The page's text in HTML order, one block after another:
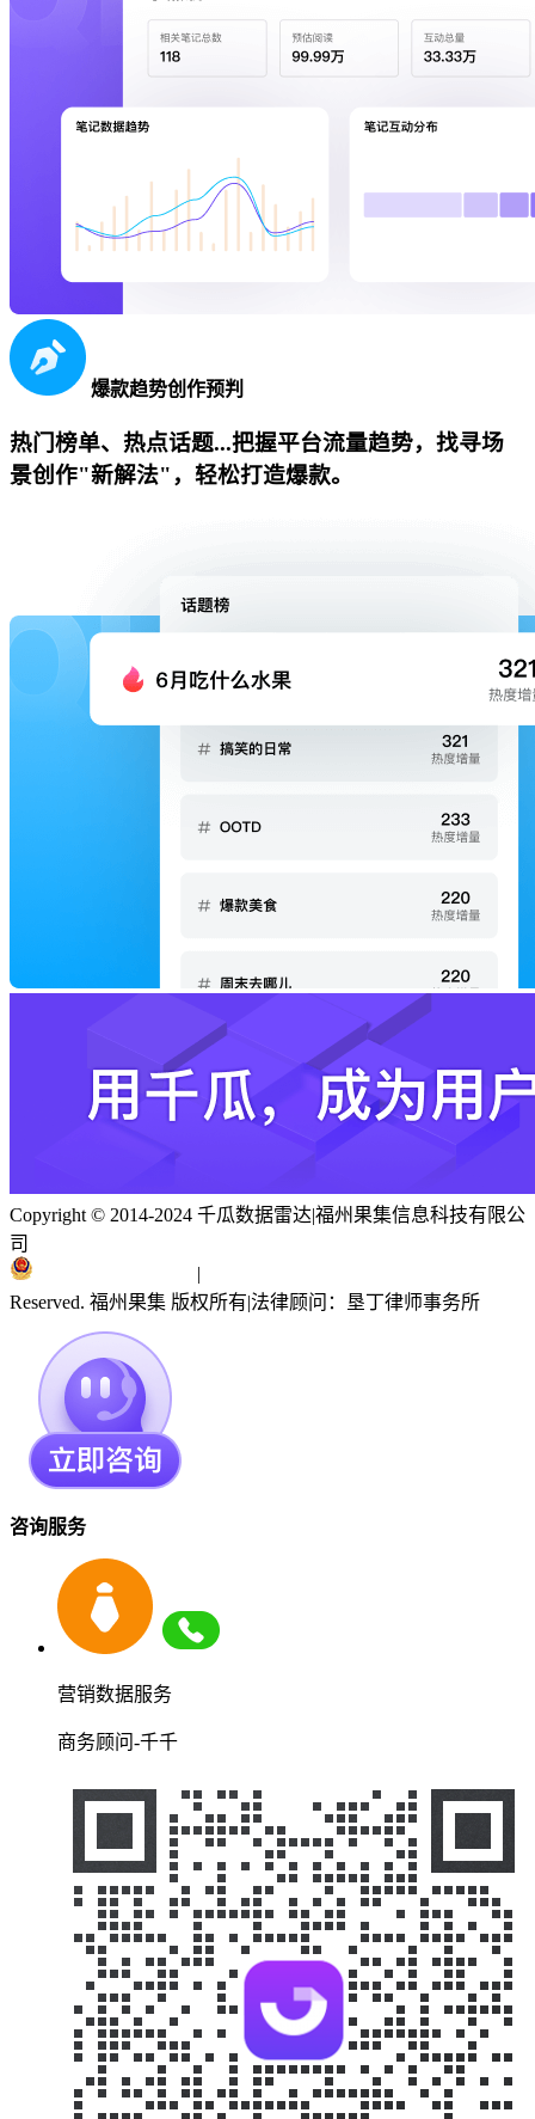
爆款趋势创作预判
热门榜单、热点话题...把握平台流量趋势，找寻场
景创作"新解法"，轻松打造爆款。
Copyright © 2014-2024 千瓜数据雷达|福州果集信息科技有限公
司
|
Reserved. 福州果集 版权所有|法律顾问：垦丁律师事务所
咨询服务
营销数据服务
商务顾问-千千